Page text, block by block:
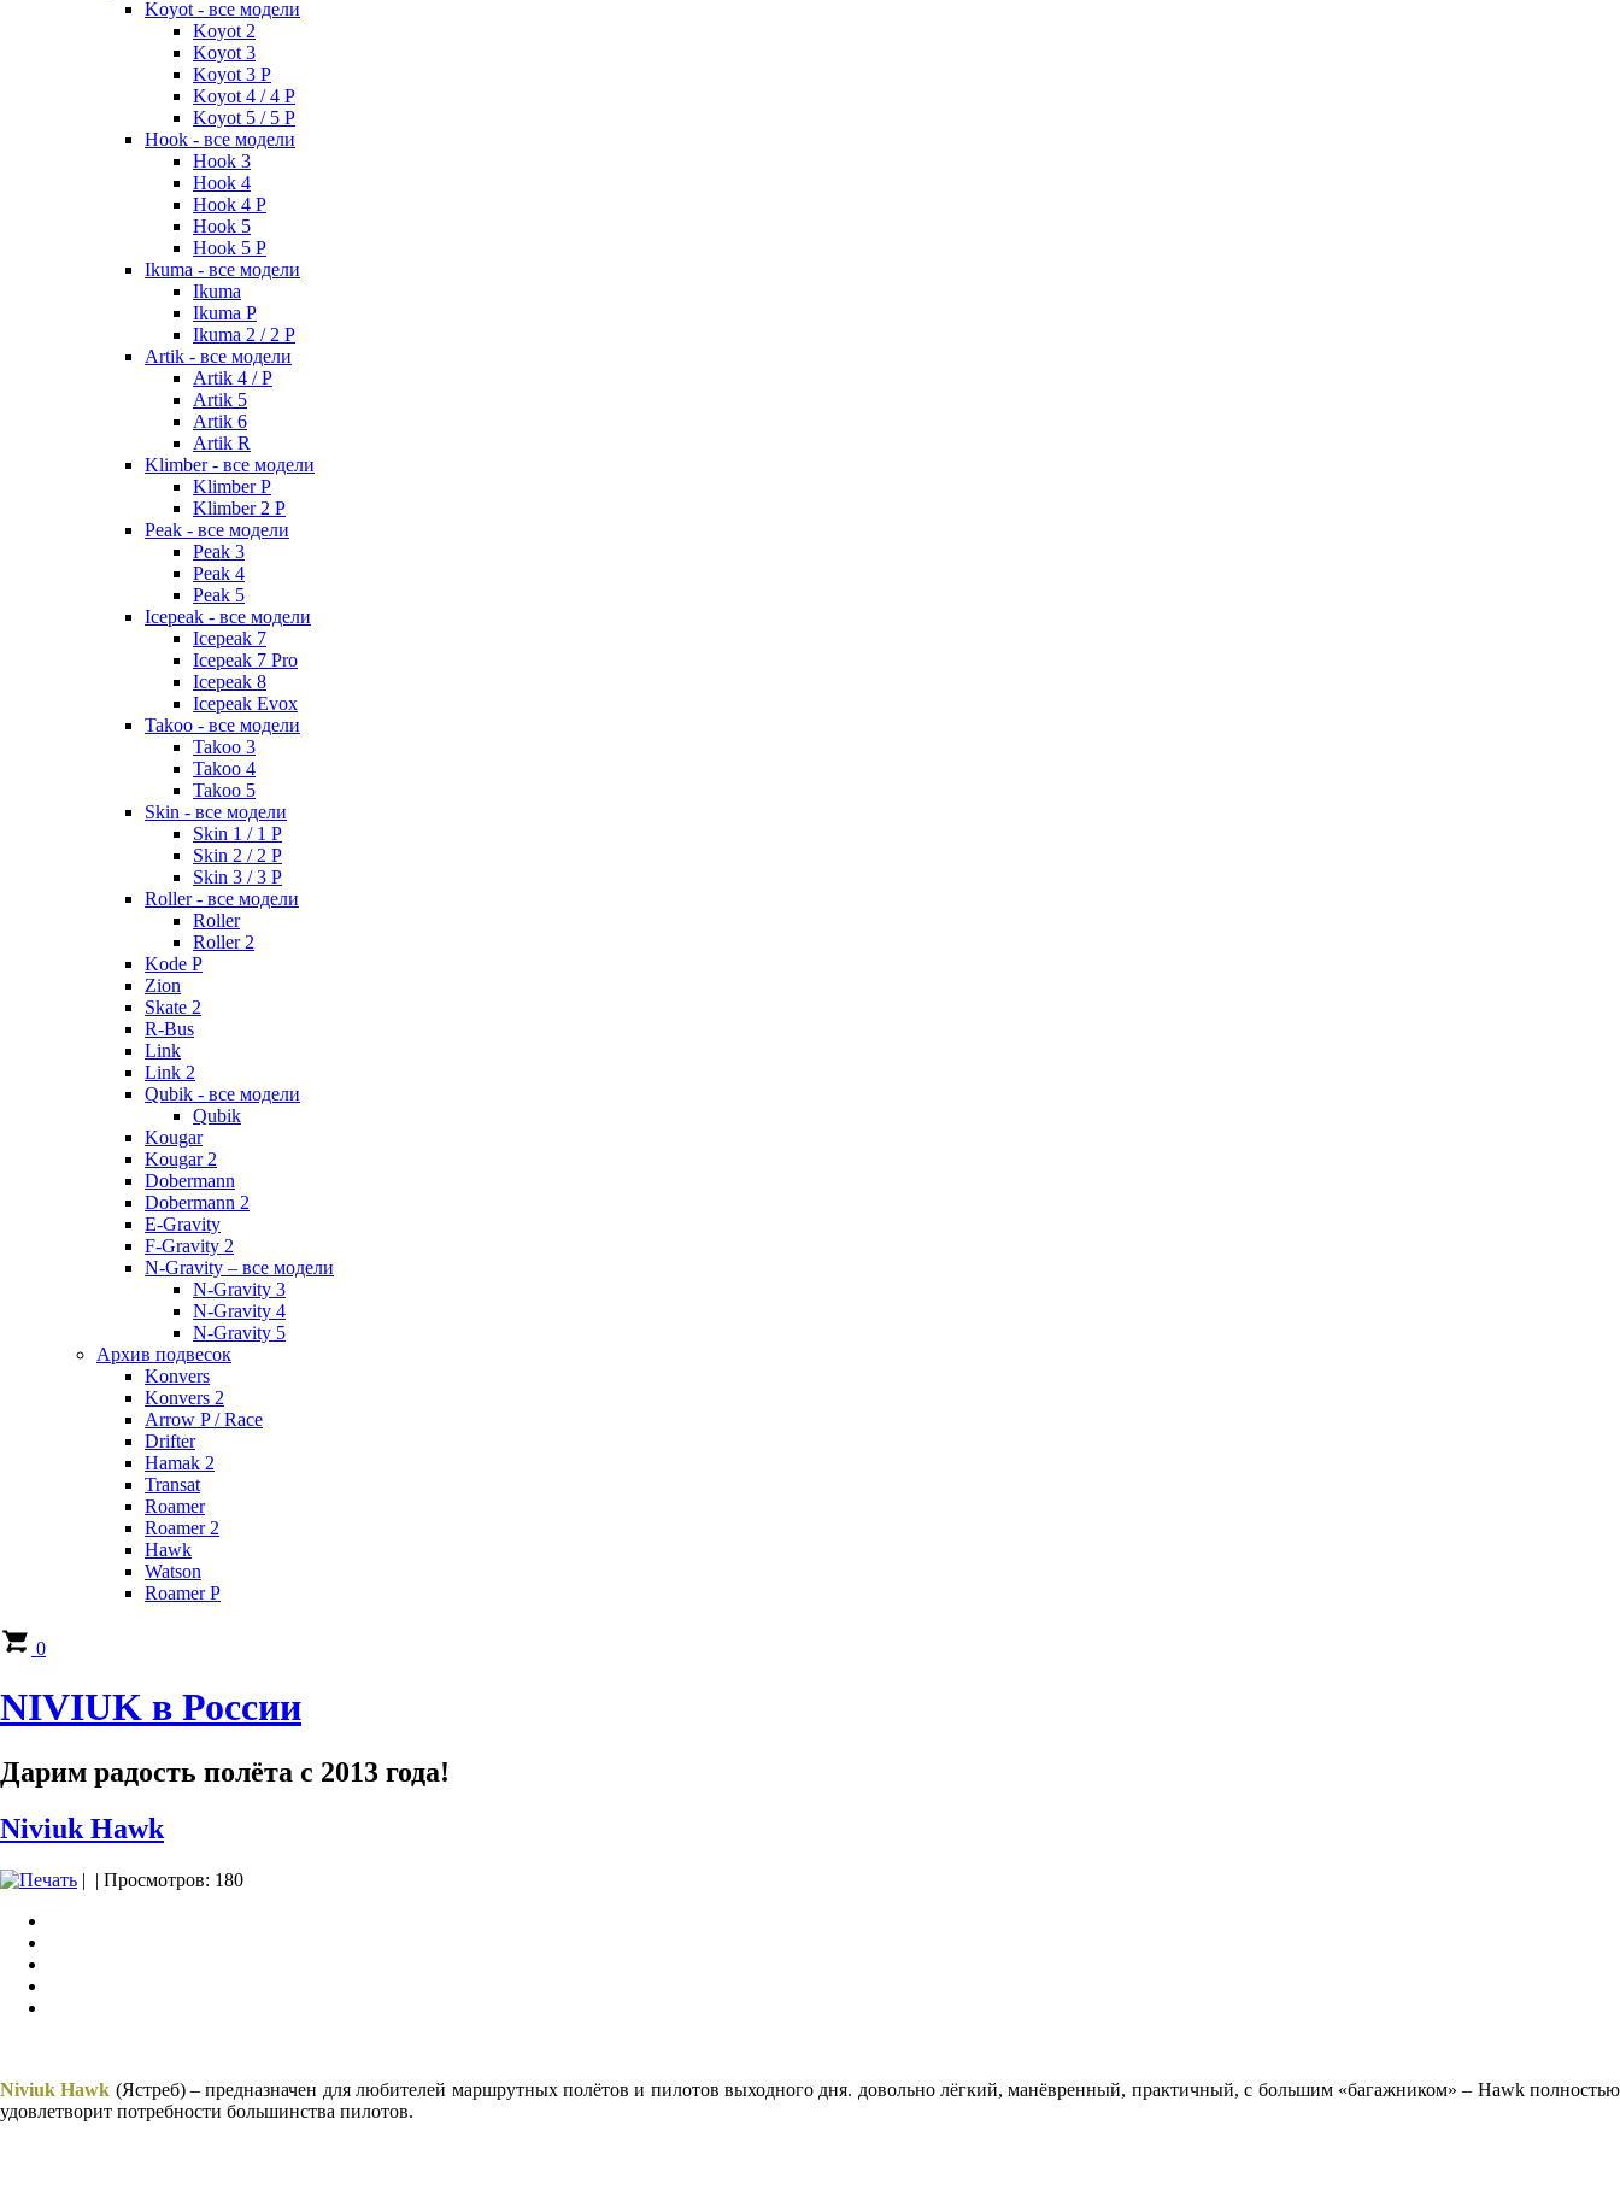
Koyot - все модели
Koyot 2
Koyot 3
Koyot 3 P
Koyot 4 / 4 P
Koyot 5 / 5 P
Hook - все модели
Hook 3
Hook 4
Hook 4 P
Hook 5
Hook 5 P
Ikuma - все модели
Ikuma
Ikuma P
Ikuma 2 / 2 P
Artik - все модели
Artik 4 / P
Artik 5
Artik 6
Artik R
Klimber - все модели
Klimber P
Klimber 2 P
Peak - все модели
Peak 3
Peak 4
Peak 5
Icepeak - все модели
Icepeak 7
Icepeak 7 Pro
Icepeak 8
Icepeak Evox
Takoo - все модели
Takoo 3
Takoo 4
Takoo 5
Skin - все модели
Skin 1 / 1 P
Skin 2 / 2 P
Skin 3 / 3 P
Roller - все модели
Roller
Roller 2
Kode P
Zion
Skate 2
R-Bus
Link
Link 2
Qubik - все модели
Qubik
Kougar
Kougar 2
Dobermann
Dobermann 2
E-Gravity
F-Gravity 2
N-Gravity – все модели
N-Gravity 3
N-Gravity 4
N-Gravity 5
Архив подвесок
Konvers
Konvers 2
Arrow P / Race
Drifter
Hamak 2
Transat
Roamer
Roamer 2
Hawk
Watson
Roamer P
0
NIVIUK в России
Дарим радость полёта с 2013 года!
Niviuk Hawk
| | Просмотров: 180
Niviuk Hawk (Ястреб) – предназначен для любителей маршрутных полётов и пилотов выходного дня. довольно лёгкий, манёвренный, практичный, с большим «багажником» – Hawk полностью
удовлетворит потребности большинства пилотов.